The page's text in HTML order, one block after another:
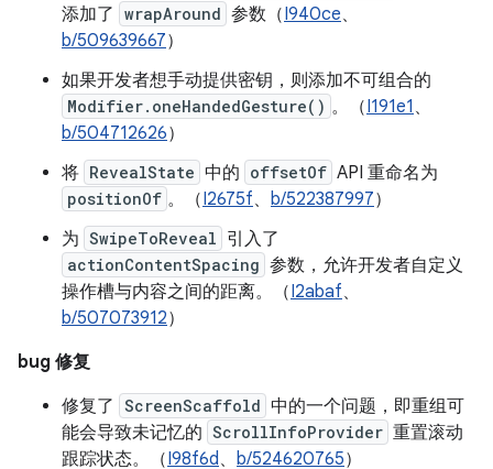
添加了 wrapAround 参数（I940ce、
b/509639667）
如果开发者想手动提供密钥，则添加不可组合的
Modifier.oneHandedGesture() 。（I191e1 、
b/504712626）
将 RevealState 中的 offsetOf API 重命名为
positionOf 。（I2675f、 b/522387997）
为 SwipeToReveal 引入了
actionContentSpacing 参数，允许开发者自定义
操作槽与内容之间的距离。（I2abaf、
b/507073912）
bug 修复
修复了 ScreenScaffold 中的一个问题，即重组可
能会导致未记忆的 ScrollInfoProvider 重置滚动
跟踪状态。（I98f6d、 b/524620765）